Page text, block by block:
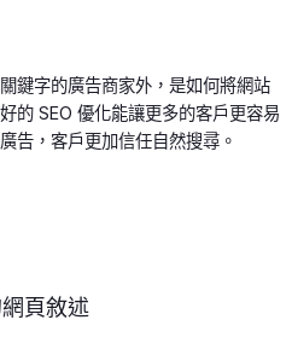
鍵字的廣告商家外，是如何將網站
的 SEO 優化能讓更多的客戶更容易
告，客戶更加信任自然搜尋。
頁敘述